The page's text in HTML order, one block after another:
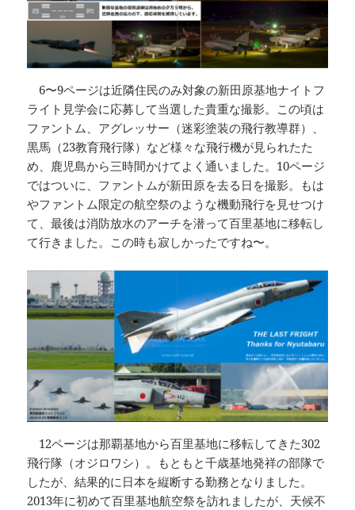
6〜9ページは近隣住民のみ対象の新田原基地ナイトフ
ライト見学会に応募して当選した貴重な撮影。この頃は
ファントム、アグレッサー（迷彩塗装の飛行教導群）、
黒馬（23教育飛行隊）など様々な飛行機が見られたた
め、鹿児島から三時間かけてよく通いました。10ページ
ではついに、ファントムが新田原を去る日を撮影。もは
やファントム限定の航空祭のような機動飛行を見せつけ
て、最後は消防放水のアーチを潜って百里基地に移転し
て行きました。この時も寂しかったですね〜。
12ページは那覇基地から百里基地に移転してきた302
飛行隊（オジロワシ）。もともと千歳基地発祥の部隊で
したが、結果的に日本を縦断する勤務となりました。
2013年に初めて百里基地航空祭を訪れましたが、天候不